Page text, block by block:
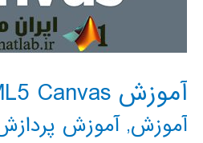
آموزش HTML5 Canvas
آموزش,آموزش